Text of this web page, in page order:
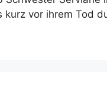
vor ihrem Tod